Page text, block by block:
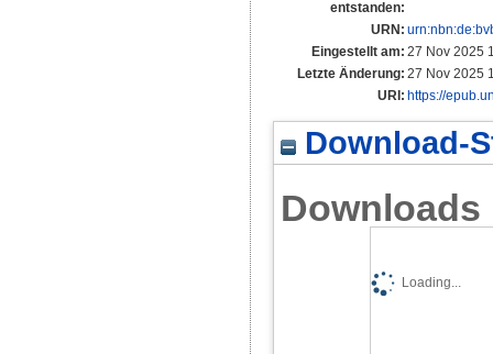
entstanden:
URN:
Eingestellt am: 27 Nov 2025
Letzte Änderung: 27 Nov 2025
URI: https://
Download-
Downloads
Loading...